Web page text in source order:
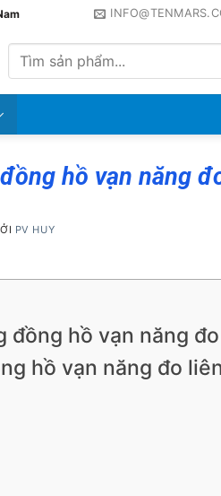
kiếm:
hồ vạn năng
PV HUY
đồng hồ vạn năng
hồ vạn năng đo